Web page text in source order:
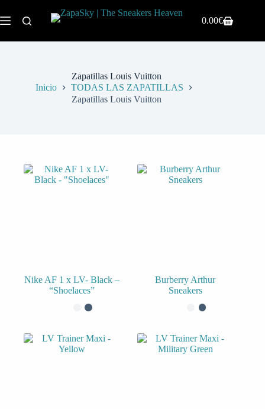
0.00€
Zapatillas Louis Vuitton
Inicio
TODAS LAS ZAPATILLAS
Zapatillas Louis Vuitton
Nike AF 1 x LV- Black –
“Shoelaces”
Burberry Arthur
Sneakers